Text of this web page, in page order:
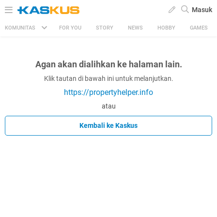
Masuk
KOMUNITAS FOR YOU STORY NEWS HOBBY GAMES
Agan akan dialihkan ke halaman lain.
Klik tautan di bawah ini untuk melanjutkan.
https://propertyhelper.info
atau
Kembali ke Kaskus